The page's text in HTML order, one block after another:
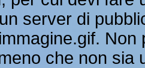
server di
che non sia